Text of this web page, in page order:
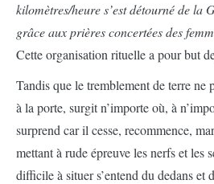
kilomètres/heure s’est détourné de la
grâce aux prières concertées des
Cette organisation rituelle a pour but
Tandis que le tremblement de terre ne
à la porte, surgit n’importe où, à
surprend car il cesse, recommence,
mettant à rude épreuve les nerfs et les
difficile à situer s’entend du dedans et